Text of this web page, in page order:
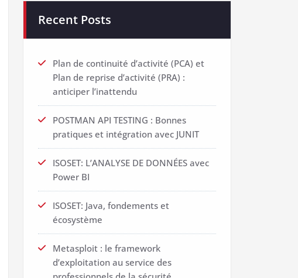
Recent Posts
Plan de continuité d’activité (PCA) et
Plan de reprise d’activité (PRA) :
anticiper l’inattendu
POSTMAN API TESTING : Bonnes
pratiques et intégration avec JUNIT
ISOSET: L’ANALYSE DE DONNÉES avec
Power BI
ISOSET: Java, fondements et
écosystème
Metasploit : le framework
d’exploitation au service des